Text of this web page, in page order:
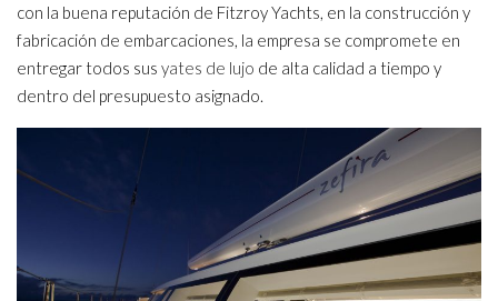
con la buena reputación de Fitzroy Yachts, en la construcción y
fabricación de embarcaciones, la empresa se compromete en
entregar todos sus yates de lujo de alta calidad a tiempo y
dentro del presupuesto asignado.